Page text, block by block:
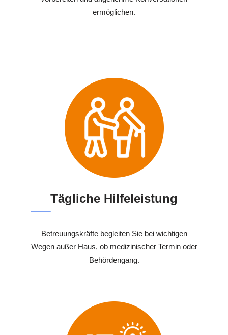
ermöglichen.
Tägliche Hilfeleistung
Betreuungskräfte begleiten Sie bei wichtigen
Wegen außer Haus, ob medizinischer Termin oder
Behördengang.